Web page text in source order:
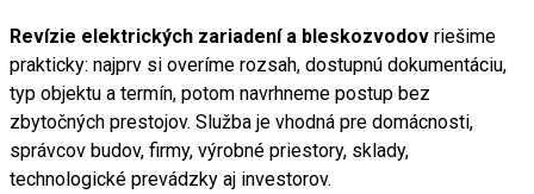
Revízie elektrických zariadení a bleskozvodov riešime
prakticky: najprv si overíme rozsah, dostupnú dokumentáciu,
typ objektu a termín, potom navrhneme postup bez
zbytočných prestojov. Služba je vhodná pre domácnosti,
správcov budov, firmy, výrobné priestory, sklady,
technologické prevádzky aj investorov.